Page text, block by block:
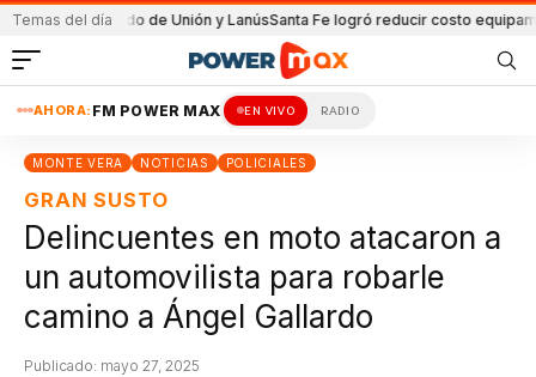
Temas del día
el partido de Unión y LanúsSanta Fe logró reducir costo equipamiento
AHORA: FM POWER MAX EN VIVO RADIO
MONTE VERA NOTICIAS POLICIALES
GRAN SUSTO
Delincuentes en moto atacaron a
un automovilista para robarle
camino a Ángel Gallardo
Publicado: mayo 27, 2025